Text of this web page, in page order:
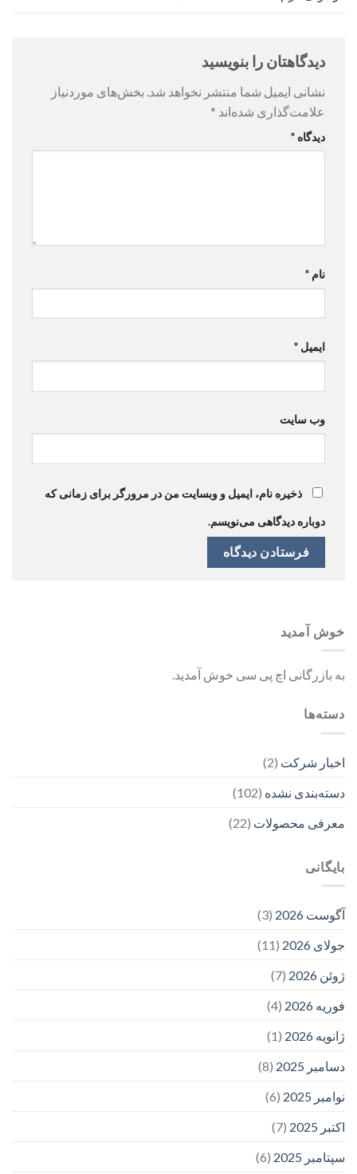
دیدگاهتان را بنویسید
نشانی ایمیل شما منتشر نخواهد شد. بخش‌های موردنیاز
علامت‌گذاری شده‌اند *
دیدگاه *
نام *
ایمیل *
وب‌ سایت
ذخیره نام، ایمیل و وبسایت من در مرورگر برای زمانی که
دوباره دیدگاهی می‌نویسم.
خوش آمدید
به بازرگانی اچ پی سی خوش آمدید.
دسته‌ها
اخبار شرکت (2)
دسته‌بندی نشده (102)
معرفی محصولات (22)
بایگانی
آگوست 2026
(3)
جولای 2026
(11)
ژوئن 2026
(7)
فوریه 2026
(4)
ژانویه 2026
(1)
دسامبر 2025
(8)
نوامبر 2025
(6)
اکتبر 2025
(7)
سپتامبر 2025
(6)